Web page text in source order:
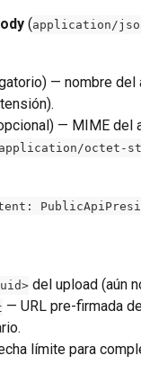
(application/
— nombre del
— MIME del
application/octet-
del upload (aún
— URL pre-firmada
límite para